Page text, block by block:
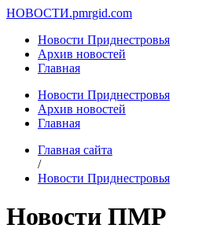
НОВОСТИ.pmrgid.com
Новости Приднестровья
Архив новостей
Главная
Новости Приднестровья
Архив новостей
Главная
Главная сайта
/
Новости Приднестровья
Новости ПМР